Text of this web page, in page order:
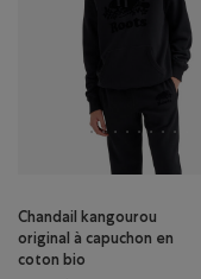
Chandail kangourou
original à capuchon en
coton bio